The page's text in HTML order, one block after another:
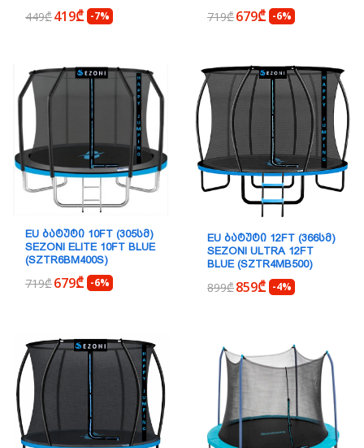
449₾419₾ -7% 719₾679₾ -6%
EU ᲑᲐᲢᲣᲢᲘ 10FT (305ᲡᲛ)
SEZONI ELITE 10FT BLUE
(SZTR6BM400S)
719₾679₾ -6%
EU ᲑᲐᲢᲣᲢᲘ 12FT (366ᲡᲛ)
SEZONI ULTRA 12FT
BLUE (SZTR4MB500)
899₾859₾ -4%